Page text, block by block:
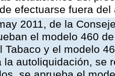
efectuarse fuera
2011, de la
el modelo 460
Tabaco y el modelo
la autoliquidación, se